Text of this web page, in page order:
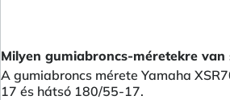
Milyen gumiabroncs-méretekre van
A gumiabroncs mérete Yamaha
17 és hátsó 180/55-17.